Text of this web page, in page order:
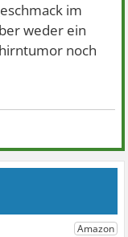
im
weder ein
noch